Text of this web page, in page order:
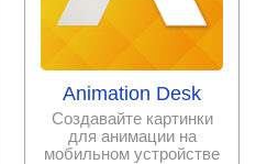
Animation Desk
Создавайте картинки
для анимации на
мобильном устройстве